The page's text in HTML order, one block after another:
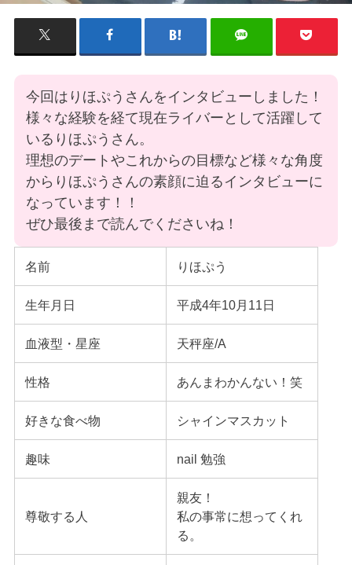
今回はりほぷうさんをインタビューしました！
様々な経験を経て現在ライバーとして活躍して
いるりほぷうさん。
理想のデートやこれからの目標など様々な角度
からりほぷうさんの素顔に迫るインタビューに
なっています！！
ぜひ最後まで読んでくださいね！
名前 りほぷう
生年月日 平成4年10月11日
血液型・星座 天秤座/A
性格 あんまわかんない！笑
好きな食べ物 シャインマスカット
趣味 nail 勉強
尊敬する人
親友！
私の事常に想ってくれ
る。